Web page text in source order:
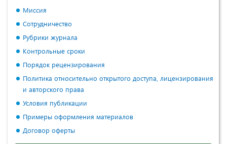
Миссия
Сотрудничество
Рубрики журнала
Контрольные сроки
Порядок рецензирования
Политика относительно открытого доступа, лицензирования
и авторского права
Условия публикации
Примеры оформления материалов
Договор оферты